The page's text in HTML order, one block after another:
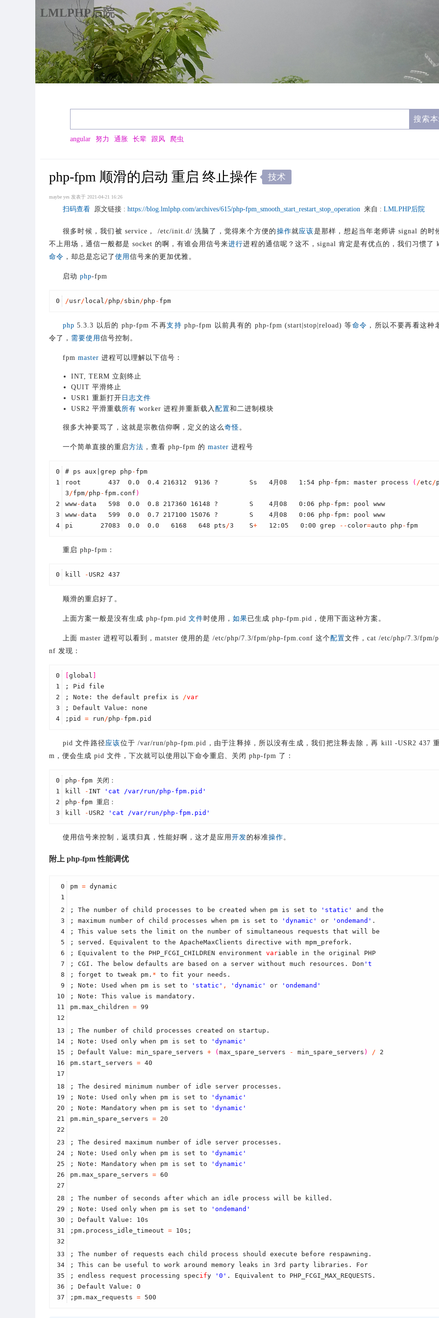
LMLPHP后院
angular 努力 通胀 长辈 跟风 爬虫
php-fpm 顺滑的启动 重启 终止操作 技术
maybe yes 发表于 2021-04-21 16:26
扫码查看 原文链接 : https://blog.lmlphp.com/archives/615/php-fpm_smooth_start_restart_stop_operation 来自 : LMLPHP后院
很多时候，我们被 service， /etc/init.d/ 洗脑了，觉得来个方便的 操作就应该是那样，想起当年老师讲 signal 的时
不上用场，通信一般都是 socket 的啊，有谁会用信号来进行进程的通信呢？这不，signal 肯定是有优点的，我们习惯了
命令 ，却总是忘记了 使用 信号来的更加优雅。
启动 php-fpm
0 /usr/ local/php/sbin/php - fpm
php 5.3.3 以后的 php-fpm 不再支持 php-fpm 以前具有的 php-fpm (start|stop|reload) 等命令 ，所以不要再看这种
令了， 需要使用 信号控制。
fpm master 进程可以理解以下信号：
INT, TERM 立刻终止
QUIT 平滑终止
USR1 重新打开 日志文件
USR2 平滑重载所有 worker 进程并重新载入 配置和二进制模块
很多大神要骂了，这就是宗教信仰啊，定义的这么奇怪 。
一个简单直接的重启方法 ，查看 php-fpm 的 master 进程号
0
1
2
3
4
# ps aux|grep php - fpm
root       437  0.0  0.4 216312  9136 ?        Ss   4月08   1:54 php - fpm: master process ( /etc/
3/fpm/php - fpm.conf )
www-data   598  0.0  0.8 217360 16148 ?        S    4月08   0:06 php - fpm: pool www
www-data   599  0.0  0.7 217100 15076 ?        S    4月08   0:06 php - fpm: pool www
pi       27083  0.0  0.0   6168   648 pts/3    S+
   12:05   0:00 grep
- - color=auto php - fpm
重启 php-fpm：
0 kill - USR2 437
顺滑的重启好了。
上面方案一般是没有生成 php-fpm.pid 文件时使用， 如果已生成 php-fpm.pid，使用下面这种方案。
上面 master 进程可以看到，matster 使用的是 /etc/php/7.3/fpm/php-fpm.conf 这个配置文件，cat /etc/php/7.3/fpm/
nf 发现：
0
1
2
3
4
global
; Pid file
; Note: the default prefix is /var
; Default Value: none
;pid = run/php - fpm.pid
pid 文件路径应该位于 /var/run/php-fpm.pid，由于注释掉，所以没有生成，我们把注释去除，再 kill -USR2 437
m，便会生成 pid 文件，下次就可以使用以下命令重启、关闭 php-fpm 了：
0
1
2
3
php - fpm 关闭：
kill
- INT
'cat /var/run/php-fpm.pid'
php - fpm 重启：
kill
- USR2 'cat /var/run/php-fpm.pid'
使用信号来控制，返璞归真，性能好啊，这才是应用 开发的标准操作。
附上 php-fpm 性能调优
0
1
2
3
4
5
6
7
8
9
10
11
12
13
14
15
16
17
18
19
20
21
22
23
24
25
26
27
28
29
30
31
32
33
34
35
36
37
pm = dynamic
; The number of child processes to be created when pm is set to 'static'
and the
; maximum number of child processes when pm is set to
'dynamic' or 'ondemand' .
; This value sets the limit on the number of simultaneous requests that will be
; served. Equivalent to the ApacheMaxClients directive with mpm_prefork.
; Equivalent to the PHP_FCGI_CHILDREN environment variable in the original PHP
; CGI. The below defaults are based on a server without much resources. Don 't
; forget to tweak pm. * to fit your needs.
; Note: Used when pm is set to
'static' , 'dynamic' or
'ondemand'
; Note: This value is mandatory.
pm.max_children = 99
; The number of child processes created on startup.
; Note: Used only when pm is set to
'dynamic'
; Default Value: min_spare_servers + (max_spare_servers - min_spare_servers ) / 2
pm.start_servers = 40
; The desired minimum number of idle server processes.
; Note: Used only when pm is set to
'dynamic'
; Note: Mandatory when pm is set to
'dynamic'
pm.min_spare_servers = 20
; The desired maximum number of idle server processes.
; Note: Used only when pm is set to
'dynamic'
; Note: Mandatory when pm is set to
'dynamic'
pm.max_spare_servers = 60
; The number of seconds after which an idle process will be killed.
; Note: Used only when pm is set to
'ondemand'
; Default Value: 10s
;pm.process_idle_timeout = 10s;
; The number of requests each child process should execute before respawning.
; This can be useful to work around memory leaks in 3rd party libraries. For
; endless request processing specify '0' . Equivalent to PHP_FCGI_MAX_REQUESTS.
; Default Value: 0
;pm.max_requests = 500